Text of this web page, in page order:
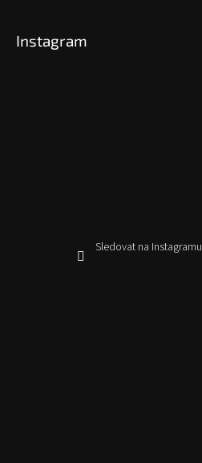
Instagram
Sledovat na Instagramu